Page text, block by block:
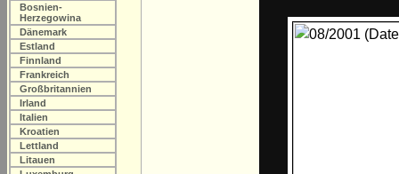
Bosnien-
Herzegowina
Dänemark
Estland
Finnland
Frankreich
Großbritannien
Irland
Italien
Kroatien
Lettland
Litauen